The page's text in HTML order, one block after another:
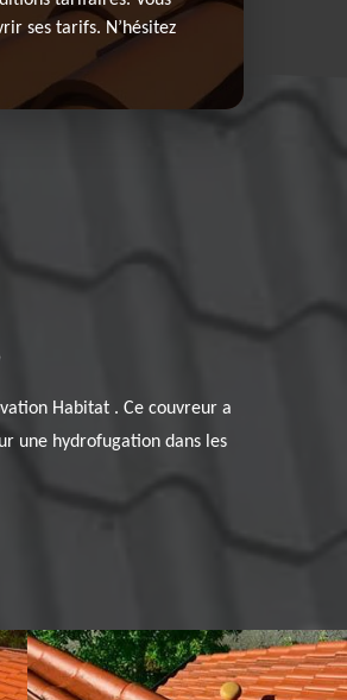
ses tarifs. N’hésitez
Habitat . Ce couvreur a
une hydrofugation dans les